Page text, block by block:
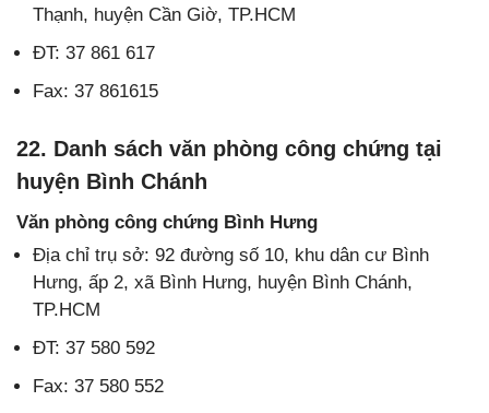
Thạnh, huyện Cần Giờ, TP.HCM
ĐT: 37 861 617
Fax: 37 861615
22. Danh sách văn phòng công chứng tại
huyện Bình Chánh
Văn phòng công chứng Bình Hưng
Địa chỉ trụ sở: 92 đường số 10, khu dân cư Bình
Hưng, ấp 2, xã Bình Hưng, huyện Bình Chánh,
TP.HCM
ĐT: 37 580 592
Fax: 37 580 552